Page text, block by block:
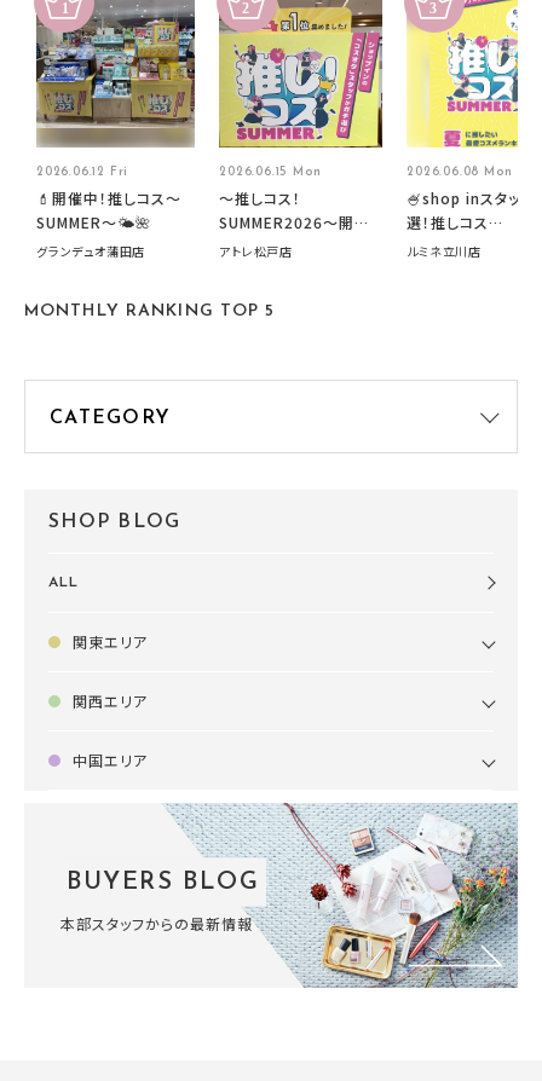
2026.06.12 Fri
💄開催中！推しコス〜
SUMMER〜🌤️🌺
グランデュオ蒲田店
2026.06.15 Mon
～推しコス！
SUMMER2026～開催
中です！
アトレ松戸店
2026.06.08 Mon
🍧shop inスタッフ
選！推しコス
summer2026開催
ルミネ立川店
MONTHLY RANKING TOP 5
SHOP BLOG
ALL
関東エリア
関西エリア
中国エリア
BUYERS BLOG
本部スタッフからの最新情報